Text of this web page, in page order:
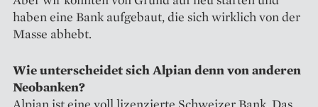
haben eine Bank aufgebaut, die sich wirklich von der
Masse abhebt.
Wie unterscheidet sich Alpian denn von anderen
Neobanken?
Alpian ist eine voll lizenzierte Schweizer Bank. Das